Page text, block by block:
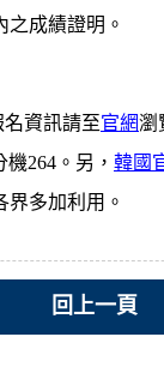
之成績證明。
資訊請至官網瀏
機264。另， 韓國
界多加利用。
回上一頁